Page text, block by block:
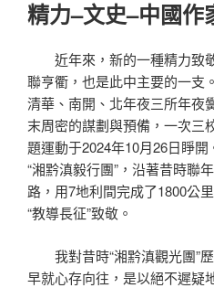
精力–文史–中國作
近年來，新的一種精力致
聯亨衢，也是此中主要的一支
清華、南開、北年夜三所年夜
末周密的謀劃與預備，一次三
題運動于2024年10月26日睜
“湘黔滇毅行團”，沿著昔時聯
路，用7地利間完成了1800公
“教導長征”致敬。
我對昔時“湘黔滇觀光團”
早就心存向往，是以絕不遲疑